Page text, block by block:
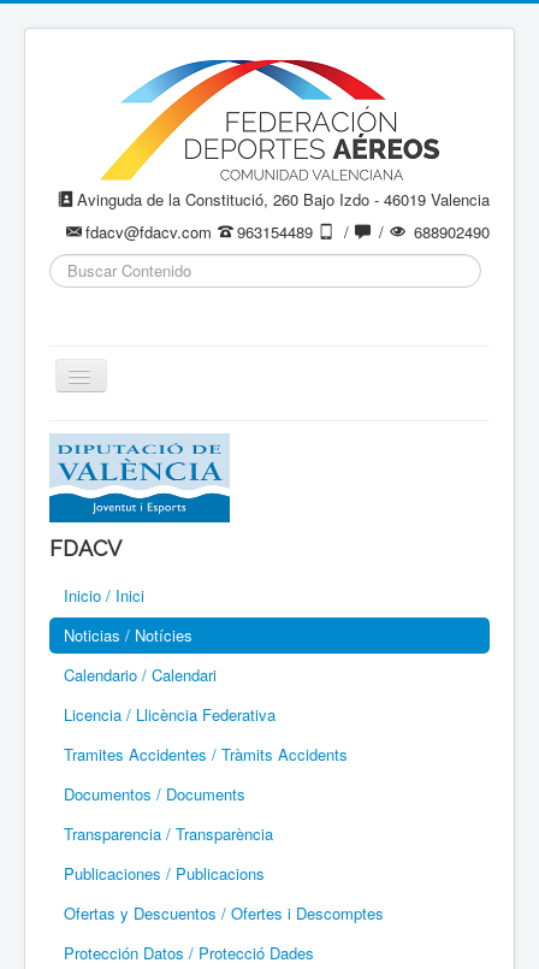
Avinguda de la Constitució, 260 Bajo Izdo - 46019 Valencia
fdacv@fdacv.com
963154489 / /
688902490
Buscar...
Cambiar
navegación
Aeromodelismo / Aeromodelisme
Ala Delta
Paracaidismo / Paracaigudisme
Parapente / Parapent
Ultraligeros / Ultralleugers
Vuelo Con Motor / Vol Amb Motor
FDACV
Inicio / Inici
Noticias / Notícies
Calendario / Calendari
Licencia / Llicència Federativa
Tramites Accidentes / Tràmits Accidents
Documentos / Documents
Transparencia / Transparència
Publicaciones / Publicacions
Ofertas y Descuentos / Ofertes i Descomptes
Protección Datos / Protecció Dades